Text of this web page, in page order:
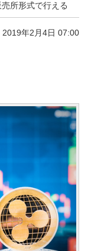
所形式で行える
2019年2月4日 07:00